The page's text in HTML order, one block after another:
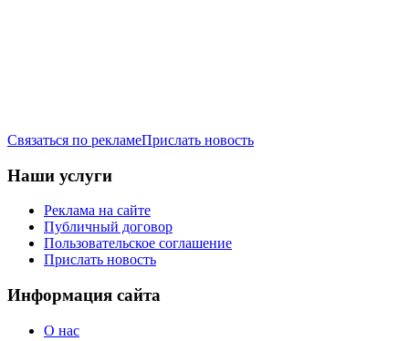
Связаться по рекламеПрислать новость
Наши услуги
Реклама на сайте
Публичный договор
Пользовательское соглашение
Прислать новость
Информация сайта
О нас